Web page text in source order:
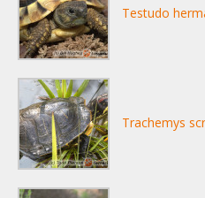
Testudo
Trachemys